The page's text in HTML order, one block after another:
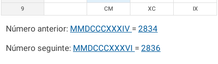
9
CM XC IX
Número anterior: MMDCCCXXXIV = 2834
Número seguinte: MMDCCCXXXVI = 2836